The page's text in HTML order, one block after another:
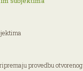
provedbu otvorenog